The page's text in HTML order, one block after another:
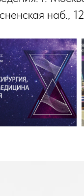
наб.,